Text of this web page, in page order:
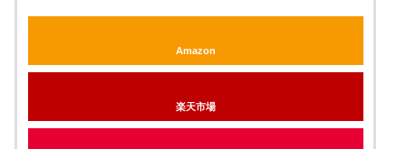
Amazon
楽天市場